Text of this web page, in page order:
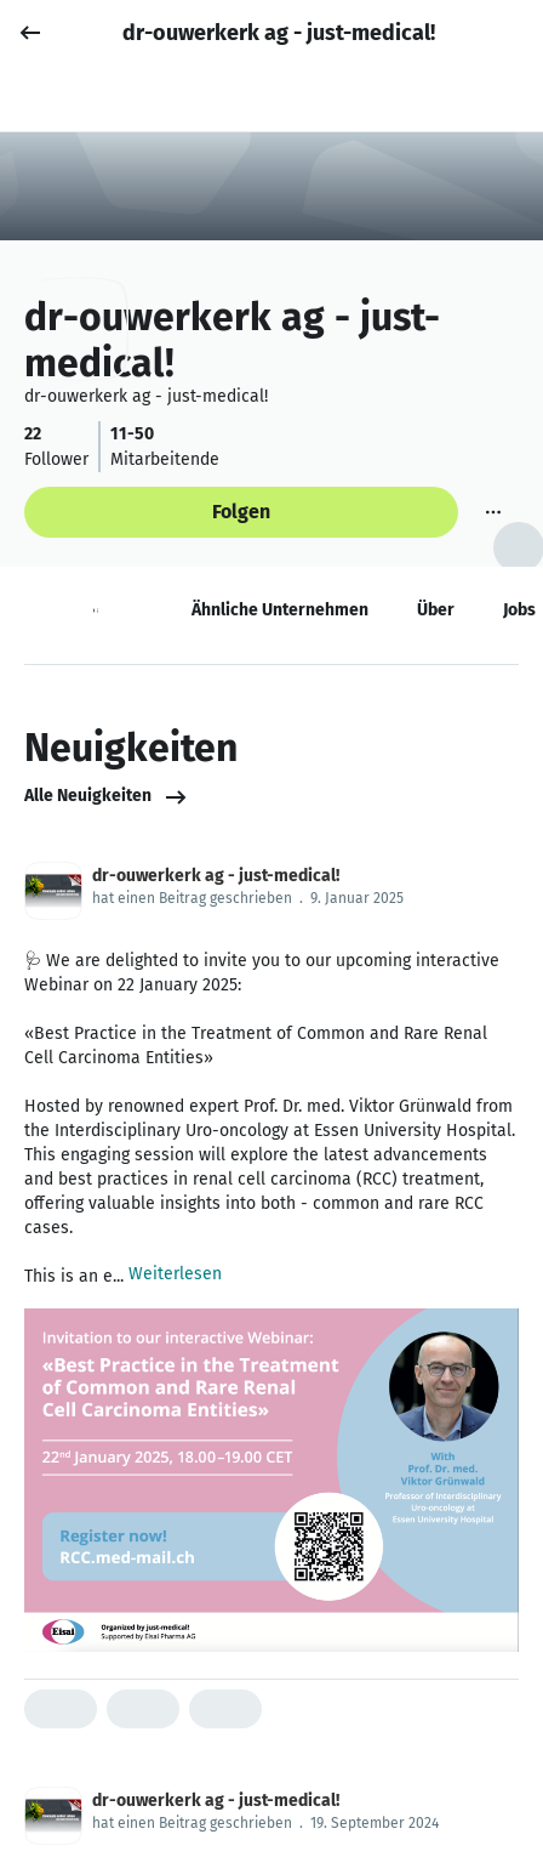
Anmelden
dr-ouwerkerk ag - just-medical!
dr-ouwerkerk ag - just-
medical!
dr-ouwerkerk ag - just-medical!
22
Follower
11-50
Mitarbeitende
Folgen
Neuigkeiten Ähnliche Unternehmen Über Jobs
Neuigkeiten
Alle Neuigkeiten
dr-ouwerkerk ag - just-medical!
hat einen Beitrag geschrieben . 9. Januar 2025
🩺 We are delighted to invite you to our upcoming interactive
Webinar on 22 January 2025:
«Best Practice in the Treatment of Common and Rare Renal
Cell Carcinoma Entities»
Hosted by renowned expert Prof. Dr. med. Viktor Grünwald from
the Interdisciplinary Uro-oncology at Essen University Hospital.
This engaging session will explore the latest advancements
and best practices in renal cell carcinoma (RCC) treatment,
offering valuable insights into both - common and rare RCC
cases.
This is an e... Weiterlesen
dr-ouwerkerk ag - just-medical!
hat einen Beitrag geschrieben . 19. September 2024